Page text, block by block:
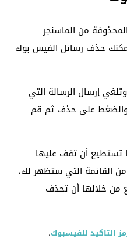
من الماسنجر
حذف رسائل الفيس بوك
إرسال الرسالة التي
والضغط على حذف ثم قم
تستطيع أن تقف عليها
القائمة التي ستظهر لك،
خلالها أن تحذف
التاكيد للفيسبوك.